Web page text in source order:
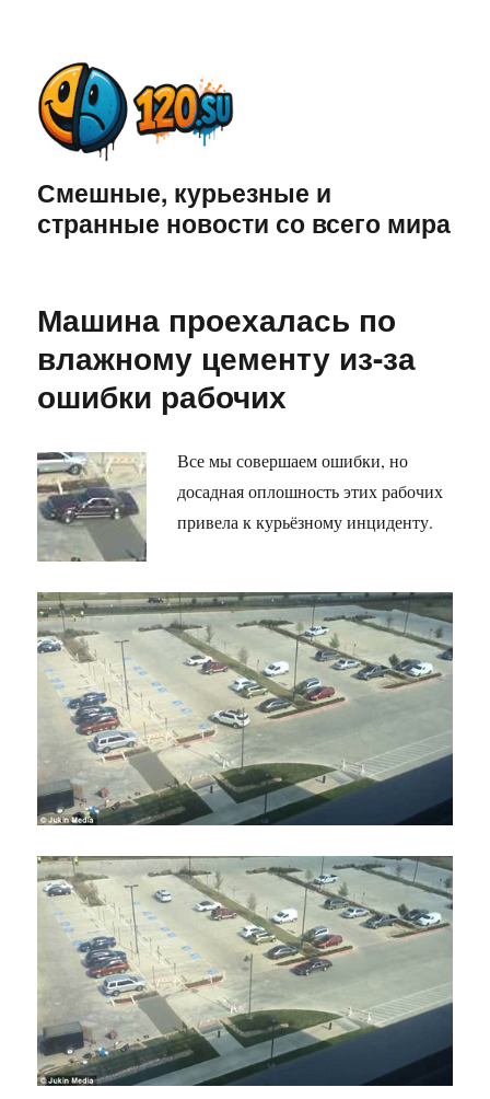
Смешные, курьезные и
странные новости со всего мира
Машина проехалась по
влажному цементу из-за
ошибки рабочих
Все мы совершаем ошибки, но
досадная оплошность этих рабочих
привела к курьёзному инциденту.